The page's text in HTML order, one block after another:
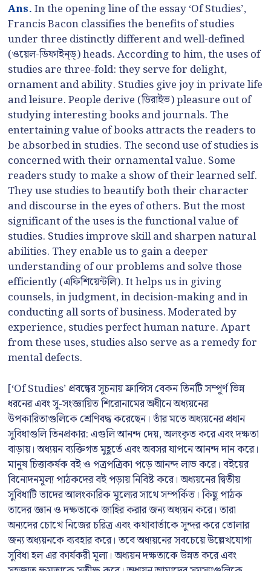
Ans.In the opening line of the essay ‘Of Studies’,
Francis Bacon classifies the benefits of studies
under three distinctly different and well-defined
(ওয়েল-ডিফাইন্‌ড্) heads. According to him, the uses of
studies are three-fold: they serve for delight,
ornament and ability. Studies give joy in private life
and leisure. People derive (ডিরাইভ) pleasure out of
studying interesting books and journals. The
entertaining value of books attracts the readers to
be absorbed in studies. The second use of studies is
concerned with their ornamental value. Some
readers study to make a show of their learned self.
They use studies to beautify both their character
and discourse in the eyes of others. But the most
significant of the uses is the functional value of
studies. Studies improve skill and sharpen natural
abilities. They enable us to gain a deeper
understanding of our problems and solve those
efficiently (এফিশিয়েন্টলি). It helps us in giving
counsels, in judgment, in decision-making and in
conducting all sorts of business. Moderated by
experience, studies perfect human nature. Apart
from these uses, studies also serve as a remedy for
mental defects.
[‘Of Studies’ প্রবন্ধের সূচনায় ফ্রান্সিস বেকন তিনটি সম্পূর্ণ ভিন্ন
ধরনের এবং সু-সংজ্ঞায়িত শিরোনামের অধীনে অধ্যয়নের
উপকারিতাগুলিকে শ্রেণিবদ্ধ করেছেন। তাঁর মতে অধ্যয়নের প্রধান
সুবিধাগুলি তিনপ্রকার: এগুলি আনন্দ দেয়, অলংকৃত করে এবং দক্ষতা
বাড়ায়। অধ্যয়ন ব্যক্তিগত মুহূর্তে এবং অবসর যাপনে আনন্দ দান করে।
মানুষ চিত্তাকর্ষক বই ও পত্রপত্রিকা পড়ে আনন্দ লাভ করে। বইয়ের
বিনোদনমূল্য পাঠকদের বই পড়ায় নিবিষ্ট করে। অধ্যয়নের দ্বিতীয়
সুবিধাটি তাদের আলংকারিক মূল্যের সাথে সম্পর্কিত। কিছু পাঠক
তাদের জ্ঞান ও দক্ষতাকে জাহির করার জন্য অধ্যয়ন করে। তারা
অন্যদের চোখে নিজের চরিত্র এবং কথাবার্তাকে সুন্দর করে তোলার
জন্য অধ্যয়নকে ব্যবহার করে। তবে অধ্যয়নের সবচেয়ে উল্লেখযোগ্য
সুবিধা হল এর কার্যকরী মূল্য। অধ্যয়ন দক্ষতাকে উন্নত করে এবং